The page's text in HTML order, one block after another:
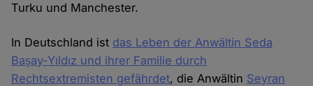
Turku und Manchester.
In Deutschland ist das Leben der Anwältin Seda
Başay-Yıldız und ihrer Familie durch
Rechtsextremisten gefährdet, die Anwältin Seyran